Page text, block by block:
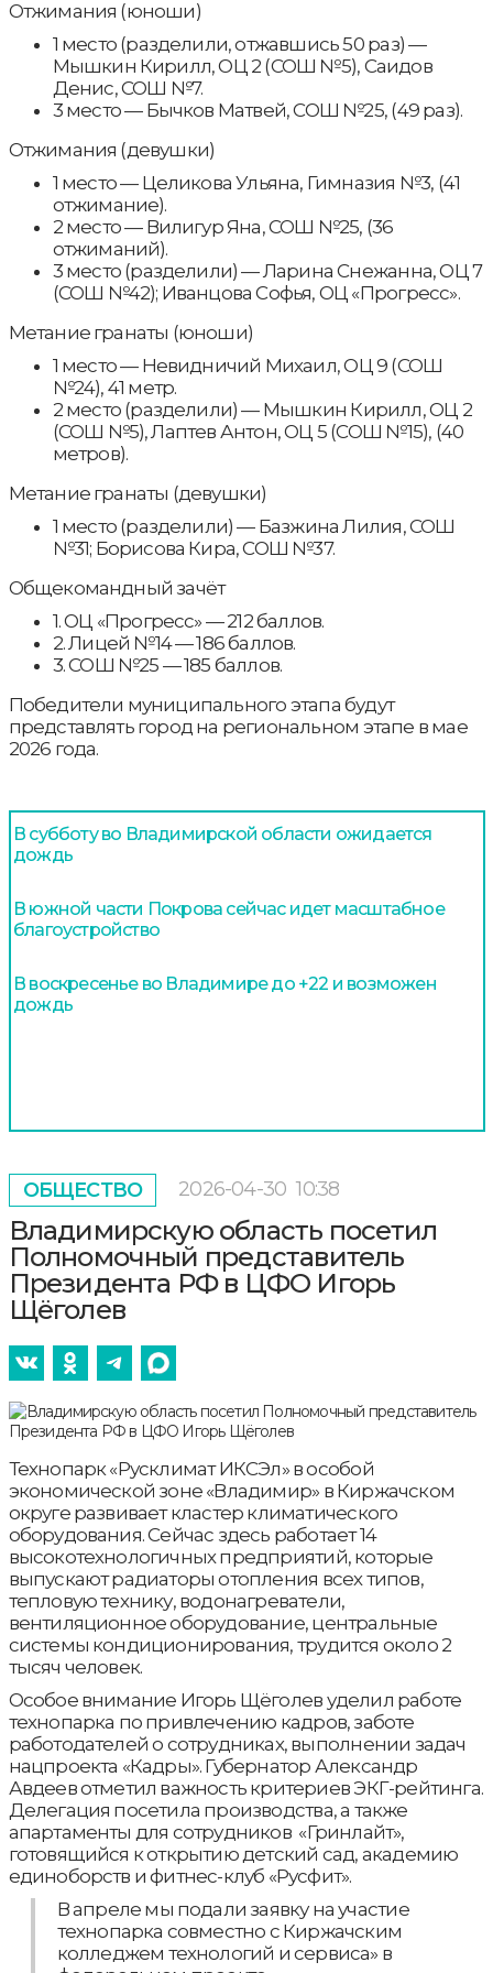
Отжимания (юноши)
1 место (разделили, отжавшись 50 раз) —
Мышкин Кирилл, ОЦ 2 (СОШ №5), Саидов
Денис, СОШ №7.
3 место — Бычков Матвей, СОШ №25, (49 раз).
Отжимания (девушки)
1 место — Целикова Ульяна, Гимназия №3, (41
отжимание).
2 место — Вилигур Яна, СОШ №25, (36
отжиманий).
3 место (разделили) — Ларина Снежанна, ОЦ 7
(СОШ №42); Иванцова Софья, ОЦ «Прогресс».
Метание гранаты (юноши)
1 место — Невидничий Михаил, ОЦ 9 (СОШ
№24), 41 метр.
2 место (разделили) — Мышкин Кирилл, ОЦ 2
(СОШ №5), Лаптев Антон, ОЦ 5 (СОШ №15), (40
метров).
Метание гранаты (девушки)
1 место (разделили) — Базжина Лилия, СОШ
№31; Борисова Кира, СОШ №37.
Общекомандный зачёт
1. ОЦ «Прогресс» — 212 баллов.
2. Лицей №14 — 186 баллов.
3. СОШ №25 — 185 баллов.
Победители муниципального этапа будут
представлять город на региональном этапе в мае
2026 года.
В субботу во Владимирской области ожидается
дождь
В южной части Покрова сейчас идет масштабное
благоустройство
В воскресенье во Владимире до +22 и возможен
дождь
ОБЩЕСТВО 2026-04-30 10:38
Владимирскую область посетил
Полномочный представитель
Президента РФ в ЦФО Игорь
Щёголев
Технопарк «Русклимат ИКСЭл» в особой
экономической зоне «Владимир» в Киржачском
округе развивает кластер климатического
оборудования. Сейчас здесь работает 14
высокотехнологичных предприятий, которые
выпускают радиаторы отопления всех типов,
тепловую технику, водонагреватели,
вентиляционное оборудование, центральные
системы кондиционирования, трудится около 2
тысяч человек.
Особое внимание Игорь Щёголев уделил работе
технопарка по привлечению кадров, заботе
работодателей о сотрудниках, выполнении задач
нацпроекта «Кадры». Губернатор Александр
Авдеев отметил важность критериев ЭКГ-рейтинга.
Делегация посетила производства, а также
апартаменты для сотрудников «Гринлайт»,
готовящийся к открытию детский сад, академию
единоборств и фитнес-клуб «Русфит».
В апреле мы подали заявку на участие
технопарка совместно с Киржачским
колледжем технологий и сервиса» в